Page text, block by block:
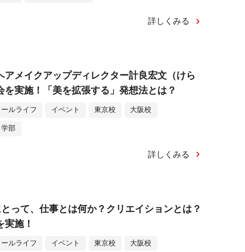
詳しくみる
アメイクアップディレクター計良宏文（けら
実施！「美を拡張する」発想法とは？
ールライフ イベント 東京校 大阪校
部
詳しくみる
って、仕事とは何か？クリエイションとは？
施！
ールライフ イベント 東京校 大阪校